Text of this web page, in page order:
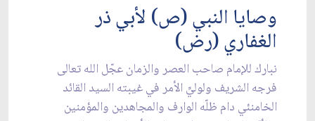
وصايا النبي (ص) لأبي ذر
الغفاري (رض)
نبارك للإمام صاحب العصر والزمان عجّل الله تعالى
فرجه الشريف ولوليِّ الأمر في غيبته السيد القائد
الخامنئي دام ظلّه الوارف والمجاهدين والمؤمنين